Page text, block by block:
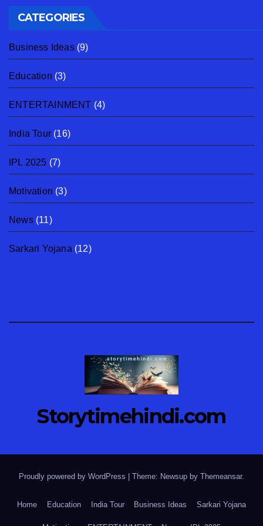
CATEGORIES
Business Ideas(9)
Education (3)
ENTERTAINMENT (4)
India Tour (16)
IPL 2025 (7)
Motivation (3)
News(11)
Sarkari Yojana (12)
Storytimehindi.com
Proudly powered by WordPress Theme: Newsup by Themeansar.
Home Education India Tour Business Ideas Sarkari Yojana